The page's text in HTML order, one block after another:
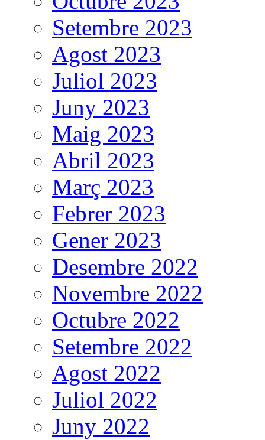
Setembre 2023
Agost 2023
Juliol 2023
Juny 2023
Maig 2023
Abril 2023
Març 2023
Febrer 2023
Gener 2023
Desembre 2022
Novembre 2022
Octubre 2022
Setembre 2022
Agost 2022
Juliol 2022
Juny 2022